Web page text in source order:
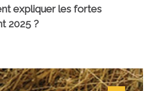
expliquer les fortes
2025 ?